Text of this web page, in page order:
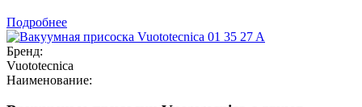
Подробнее
Бренд:
Vuototecnica
Наименование: